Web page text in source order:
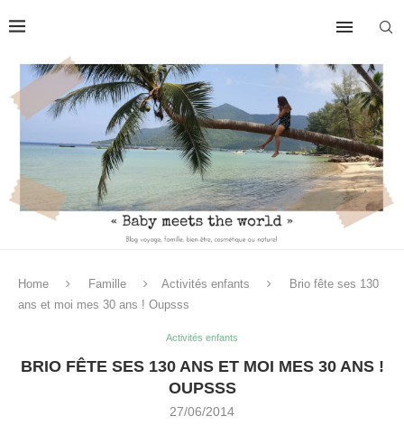
Home Famille Activités enfants
Brio fête ses 130
ans et moi mes 30 ans ! Oupsss
Activités enfants
BRIO FÊTE SES 130 ANS ET MOI MES 30 ANS !
OUPSSS
27/06/2014